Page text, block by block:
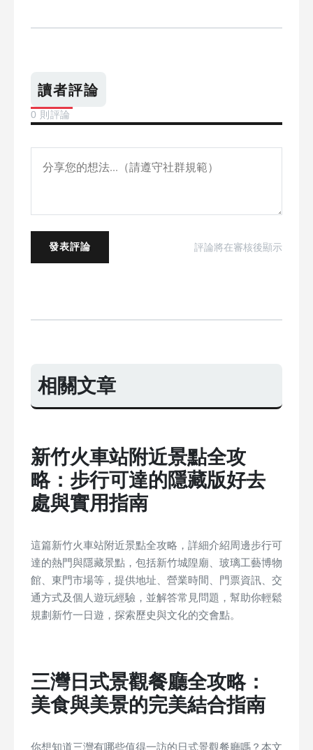
讀者評論
0 則評論
發表評論 評論將在審核後顯示
相關文章
新竹火車站附近景點全攻
略：步行可達的隱藏版好去
處與實用指南
這篇新竹火車站附近景點全攻略，詳細介紹周邊步行可
達的熱門與隱藏景點，包括新竹城隍廟、玻璃工藝博物
館、東門市場等，提供地址、營業時間、門票資訊、交
通方式及個人遊玩經驗，並解答常見問題，幫助你輕鬆
規劃新竹一日遊，探索歷史與文化的交會點。
三灣日式景觀餐廳全攻略：
美食與美景的完美結合指南
你想知道三灣有哪些值得一訪的日式景觀餐廳嗎？本文